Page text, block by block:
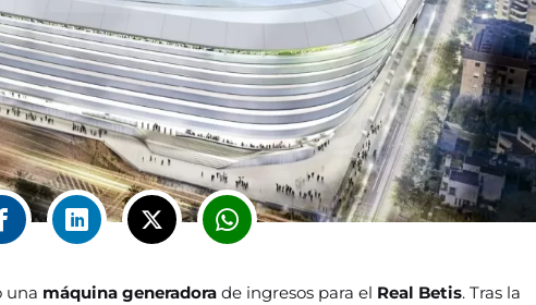
una máquina generadora de ingresos para el Real Betis. Tras la